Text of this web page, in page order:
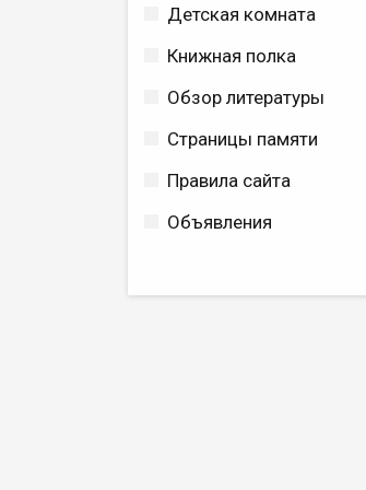
Детская комната
Книжная полка
Обзор литературы
Страницы памяти
Правила сайта
Объявления